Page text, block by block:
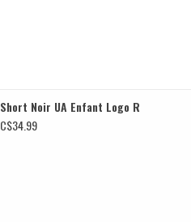
Short Noir UA Enfant Logo R
C$34.99